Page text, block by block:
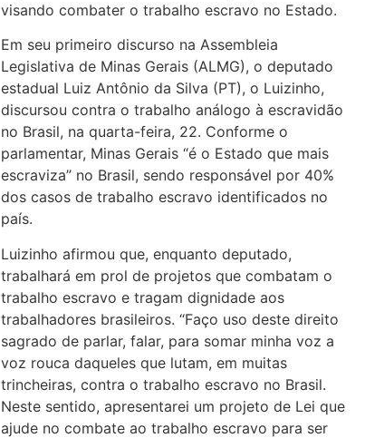
visando combater o trabalho escravo no Estado.
Em seu primeiro discurso na Assembleia
Legislativa de Minas Gerais (ALMG), o deputado
estadual Luiz Antônio da Silva (PT), o Luizinho,
discursou contra o trabalho análogo à escravidão
no Brasil, na quarta-feira, 22. Conforme o
parlamentar, Minas Gerais “é o Estado que mais
escraviza” no Brasil, sendo responsável por 40%
dos casos de trabalho escravo identificados no
país.
Luizinho afirmou que, enquanto deputado,
trabalhará em prol de projetos que combatam o
trabalho escravo e tragam dignidade aos
trabalhadores brasileiros. “Faço uso deste direito
sagrado de parlar, falar, para somar minha voz a
voz rouca daqueles que lutam, em muitas
trincheiras, contra o trabalho escravo no Brasil.
Neste sentido, apresentarei um projeto de Lei que
ajude no combate ao trabalho escravo para ser